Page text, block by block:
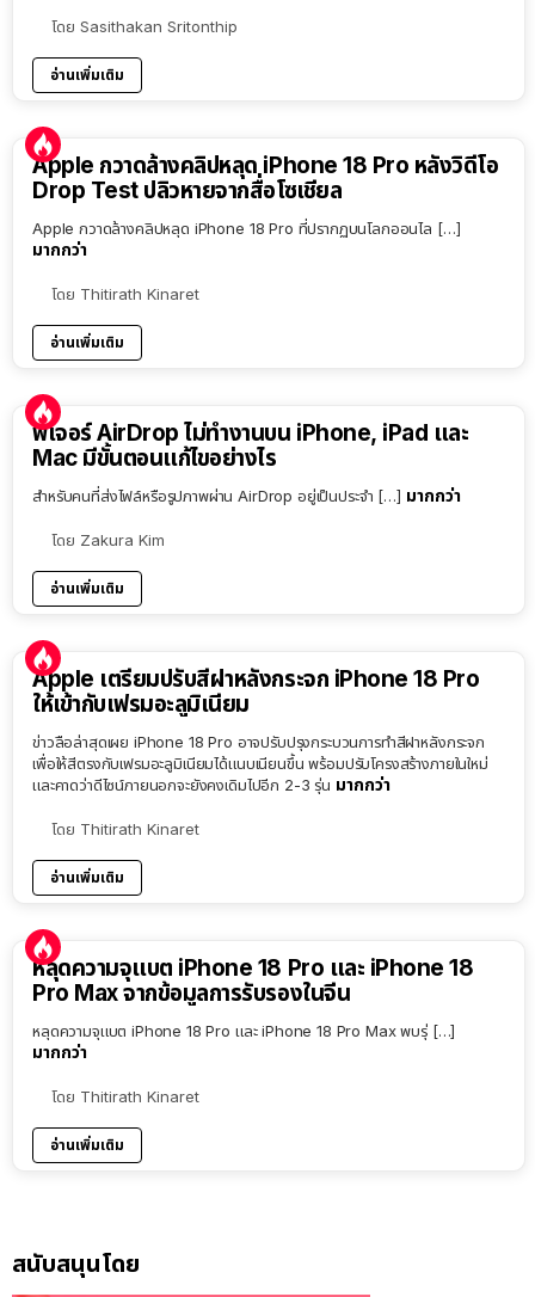
โดย Sasithakan Sritonthip
อ่านเพิ่มเติม
Apple กวาดล้างคลิปหลุด iPhone 18 Pro หลังวิดีโอ
Drop Test ปลิวหายจากสื่อโซเชียล
Apple กวาดล้างคลิปหลุด iPhone 18 Pro ที่ปรากฏบนโลกออนไล […]
มากกว่า
โดย Thitirath Kinaret
อ่านเพิ่มเติม
ฟีเจอร์ AirDrop ไม่ทำงานบน iPhone, iPad และ
Mac มีขั้นตอนแก้ไขอย่างไร
สำหรับคนที่ส่งไฟล์หรือรูปภาพผ่าน AirDrop อยู่เป็นประจำ […] มากกว่า
โดย Zakura Kim
อ่านเพิ่มเติม
Apple เตรียมปรับสีฝาหลังกระจก iPhone 18 Pro
ให้เข้ากับเฟรมอะลูมิเนียม
ข่าวลือล่าสุดเผย iPhone 18 Pro อาจปรับปรุงกระบวนการทำสีฝาหลังกระจก
เพื่อให้สีตรงกับเฟรมอะลูมิเนียมได้แนบเนียนขึ้น พร้อมปรับโครงสร้างภายในใหม่
และคาดว่าดีไซน์ภายนอกจะยังคงเดิมไปอีก 2-3 รุ่น มากกว่า
โดย Thitirath Kinaret
อ่านเพิ่มเติม
หลุดความจุแบต iPhone 18 Pro และ iPhone 18
Pro Max จากข้อมูลการรับรองในจีน
หลุดความจุแบต iPhone 18 Pro และ iPhone 18 Pro Max พบรุ่ […]
มากกว่า
โดย Thitirath Kinaret
อ่านเพิ่มเติม
สนับสนุนโดย